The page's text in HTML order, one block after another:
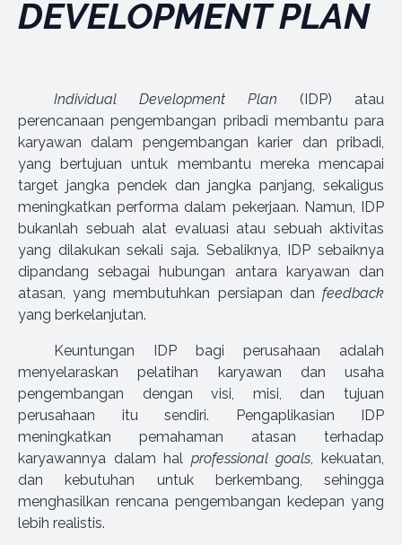
DEVELOPMENT PLAN
Individual Development Plan (IDP) atau
perencanaan pengembangan pribadi membantu para
karyawan dalam pengembangan karier dan pribadi,
yang bertujuan untuk membantu mereka mencapai
target jangka pendek dan jangka panjang, sekaligus
meningkatkan performa dalam pekerjaan. Namun, IDP
bukanlah sebuah alat evaluasi atau sebuah aktivitas
yang dilakukan sekali saja. Sebaliknya, IDP sebaiknya
dipandang sebagai hubungan antara karyawan dan
atasan, yang membutuhkan persiapan dan feedback
yang berkelanjutan.
Keuntungan IDP bagi perusahaan adalah
menyelaraskan pelatihan karyawan dan usaha
pengembangan dengan visi, misi, dan tujuan
perusahaan itu sendiri. Pengaplikasian IDP
meningkatkan pemahaman atasan terhadap
karyawannya dalam hal professional goals, kekuatan,
dan kebutuhan untuk berkembang, sehingga
menghasilkan rencana pengembangan kedepan yang
lebih realistis.